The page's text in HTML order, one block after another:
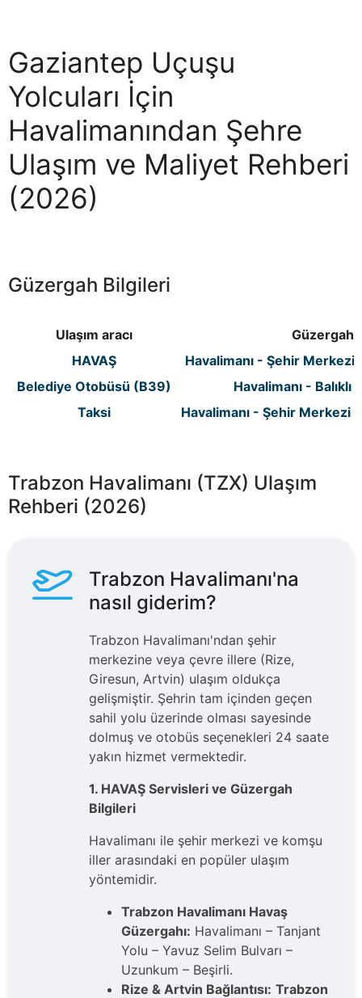
Gaziantep Uçuşu
Yolcuları İçin
Havalimanından Şehre
Ulaşım ve Maliyet Rehberi
(2026)
Güzergah Bilgileri
Ulaşım aracı
Güzergah
HAVAŞ
Havalimanı - Şehir Merkezi
Belediye Otobüsü (B39)
Havalimanı - Balıklı
Taksi
Havalimanı - Şehir Merkezi
Trabzon Havalimanı (TZX) Ulaşım
Rehberi (2026)
Trabzon Havalimanı'na
nasıl giderim?
Trabzon Havalimanı'ndan şehir
merkezine veya çevre illere (Rize,
Giresun, Artvin) ulaşım oldukça
gelişmiştir. Şehrin tam içinden geçen
sahil yolu üzerinde olması sayesinde
dolmuş ve otobüs seçenekleri 24 saate
yakın hizmet vermektedir.
1. HAVAŞ Servisleri ve Güzergah
Bilgileri
Havalimanı ile şehir merkezi ve komşu
iller arasındaki en popüler ulaşım
yöntemidir.
Trabzon Havalimanı Havaş
Güzergahı: Havalimanı – Tanjant
Yolu – Yavuz Selim Bulvarı –
Uzunkum – Beşirli.
Rize & Artvin Bağlantısı: Trabzon